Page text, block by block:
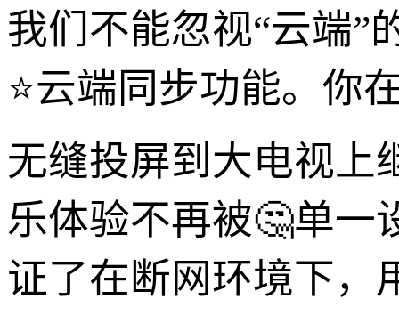
我们不能忽视“云端”
⭐云端同步功能。你
无缝投屏到大电视上
乐体验不再被🤔单一
证了在断网环境下，